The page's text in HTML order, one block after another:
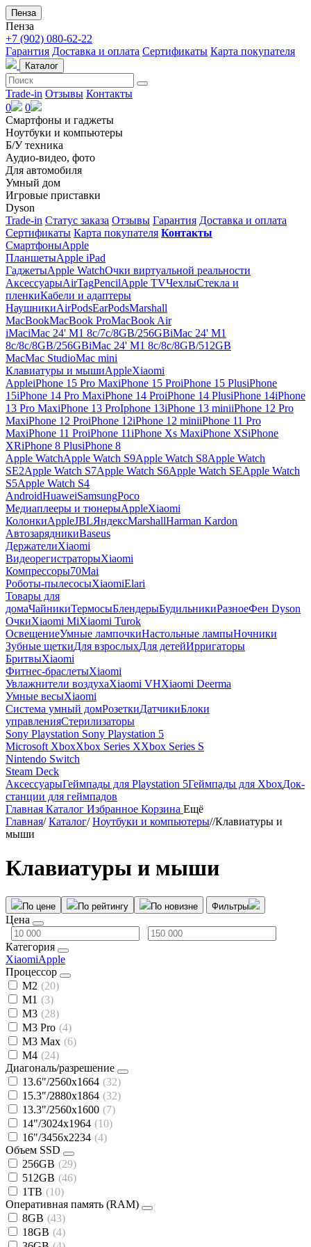
Пенза
Пенза
+7 (902) 080-62-22
Гарантия Доставка и оплата Сертификаты Карта покупателя
Каталог
Trade-in Отзывы Контакты
0
0
Смартфоны и гаджеты
Ноутбуки и компьютеры
Б/У техника
Аудио-видео, фото
Для автомобиля
Умный дом
Игровые приставки
Dyson
Trade-in Статус заказа Отзывы Гарантия Доставка и оплата
Сертификаты Карта покупателя Контакты
СмартфоныApple
ПланшетыApple iPad
ГаджетыApple WatchОчки виртуальной реальности
АксессуарыAirTagPencilApple TVЧехлыСтекла и
пленкиКабели и адаптеры
НаушникиAirPodsEarPodsMarshall
MacBookMacBook ProMacBook Air
iMaciMac 24' M1 8c/7c/8GB/256GBiMac 24' M1
8c/8c/8GB/256GBiMac 24' M1 8c/8c/8GB/512GB
MacMac StudioMac mini
Клавиатуры и мышиAppleXiaomi
AppleiPhone 15 Pro MaxiPhone 15 ProiPhone 15 PlusiPhone
15iPhone 14 Pro MaxiPhone 14 ProiPhone 14 PlusiPhone 14iPhone
13 Pro MaxiPhone 13 ProIphone 13iPhone 13 miniiPhone 12 Pro
MaxiPhone 12 ProiPhone 12iPhone 12 miniiPhone 11 Pro
MaxiPhone 11 ProiPhone 11iPhone Xs MaxiPhone XSiPhone
XRiPhone 8 PlusiPhone 8
Apple WatchApple Watch S9Apple Watch S8Apple Watch
SE2Apple Watch S7Apple Watch S6Apple Watch SEApple Watch
S5Apple Watch S4
AndroidHuaweiSamsungPoco
Медиаплееры и тюнерыAppleXiaomi
КолонкиAppleJBLЯндексMarshallHarman Kardon
АвтозарядникиBaseus
ДержателиXiaomi
ВидеорегистраторыXiaomi
Компрессоры70Mai
Роботы-пылесосыXiaomiElari
Товары для
домаЧайникиТермосыБлендерыБудильникиРазноеФен Dyson
ОчкиXiaomi MiXiaomi Turok
ОсвещениеУмные лампочкиНастольные лампыНочники
Зубные щеткиДля взрослыхДля детейИрригаторы
БритвыXiaomi
Фитнес-браслетыXiaomi
Увлажнители воздухаXiaomi VHXiaomi Deerma
Умные весыXiaomi
Система умный домРозеткиДатчикиБлоки
управленияСтерилизаторы
Sony Playstation Sony Playstation 5
Microsoft XboxXbox Series XXbox Series S
Nintendo Switch
Steam Deck
АксессуарыГеймпады для Playstation 5Геймпады для XboxДок-
станции для геймпадов
Главная Каталог Избранное Корзина Ещё
Главная/ Каталог/ Ноутбуки и компьютеры//Клавиатуры и
мыши
Клавиатуры и мыши
По цене По рейтингу По новизне Фильтры
Цена
Категория
XiaomiApple
Процессор
M2 (20)
M1 (3)
M3 (28)
M3 Pro (4)
M3 Max (6)
M4 (24)
Диагональ/разрешение
13.6"/2560x1664 (32)
15.3"/2880x1864 (32)
13.3"/2560x1600 (7)
14"/3024x1964 (10)
16"/3456x2234 (4)
Объем SSD
256GB (29)
512GB (46)
1TB (10)
Оперативная память (RAM)
8GB (43)
18GB (4)